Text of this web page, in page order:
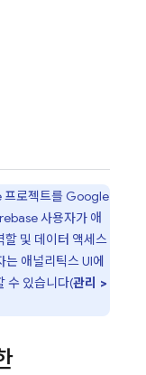
프로젝트를 Google
사용자가 애
할 및 데이터 액세스
애널리틱스 UI에
수 있습니다(관리 >